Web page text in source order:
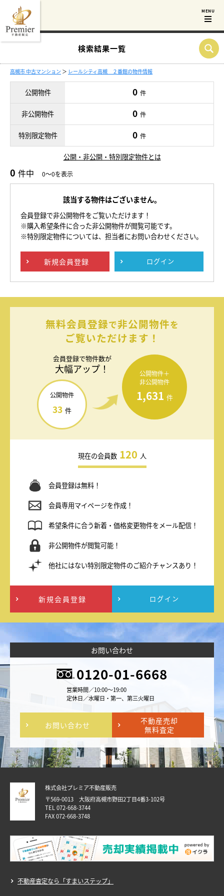
検索結果一覧
高槻市 中古マンション ＞ レールシティ高槻 ２番館の物件情報
公開物件 0 件
非公開物件 0 件
特別限定物件 0 件
公開・非公開・特別限定物件とは
0 件中 0～0を表示
該当する物件はございません。
会員登録で非公開物件をご覧いただけます！
※購入希望条件に合った非公開物件が閲覧可能です。
※特別限定物件については、担当者にお問い合わせください。
新規会員登録 ログイン
無料会員登録で非公開物件を
ご覧いただけます！
会員登録で物件数が
大幅アップ！
公開物件
33 件
公開物件＋
非公開物件
1,631 件
現在の会員数 120 人
会員登録は無料！
会員専用マイページを作成！
希望条件に合う新着・価格変更物件をメール配信！
非公開物件が閲覧可能！
他社にはない特別限定物件のご紹介チャンスあり！
新規会員登録 ログイン
お問い合わせ
0120-01-6668
営業時間／10:00～19:00
定休日／水曜日・第一、第三火曜日
お問い合わせ
不動産売却
無料査定
株式会社プレミア不動産販売
〒569-0013 大阪府高槻市野田2丁目4番3-102号
TEL 072-668-3744
FAX 072-668-3748
不動産査定なら「すまいステップ」